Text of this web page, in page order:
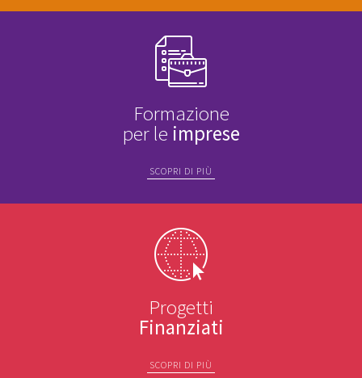
Formazione
per le imprese
SCOPRI DI PIÙ
Progetti
Finanziati
SCOPRI DI PIÙ